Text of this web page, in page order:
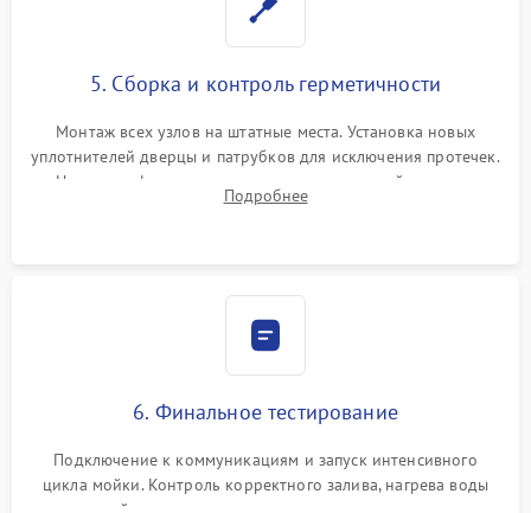
5. Сборка и контроль герметичности
Монтаж всех узлов на штатные места. Установка новых
уплотнителей дверцы и патрубков для исключения протечек.
Надежная фиксация хомутов гидравлической системы,
сборка корпуса и установка датчика поплавка.
Подробнее
6. Финальное тестирование
Подключение к коммуникациям и запуск интенсивного
цикла мойки. Контроль корректного залива, нагрева воды